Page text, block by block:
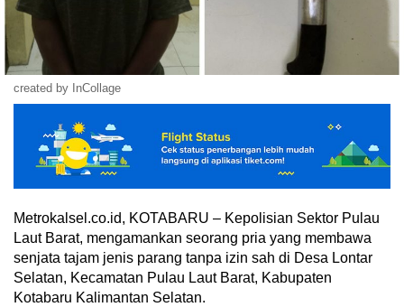
created by InCollage
Metrokalsel.co.id, KOTABARU – Kepolisian Sektor Pulau
Laut Barat, mengamankan seorang pria yang membawa
senjata tajam jenis parang tanpa izin sah di Desa Lontar
Selatan, Kecamatan Pulau Laut Barat, Kabupaten
Kotabaru Kalimantan Selatan.